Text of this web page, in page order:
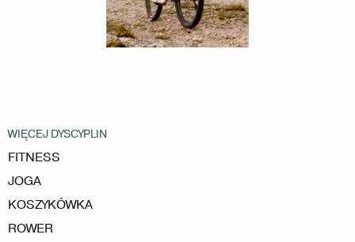
WIĘCEJ DYSCYPLIN
FITNESS
JOGA
KOSZYKÓWKA
ROWER